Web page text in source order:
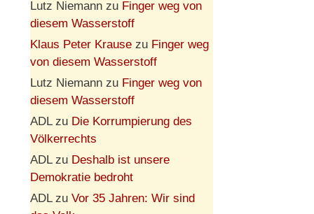
Lutz Niemann zu Finger weg von
diesem Wasserstoff
Klaus Peter Krause zu Finger weg
von diesem Wasserstoff
Lutz Niemann zu Finger weg von
diesem Wasserstoff
ADLzu Die Korrumpierung des
Völkerrechts
ADLzu Deshalb ist unsere
Demokratie bedroht
ADLzu Vor 35 Jahren: Wir sind